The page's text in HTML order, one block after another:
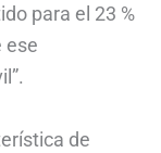
para el 23 %
ese
de